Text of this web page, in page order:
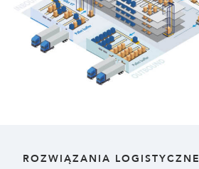
ROZWIĄZANIA LOGISTYCZNE